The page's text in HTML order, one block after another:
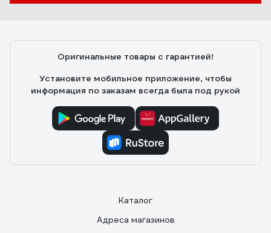
Оригинальные товары с гарантией!
Установите мобильное приложение, чтобы
информация по заказам всегда была под рукой
Каталог
Адреса магазинов